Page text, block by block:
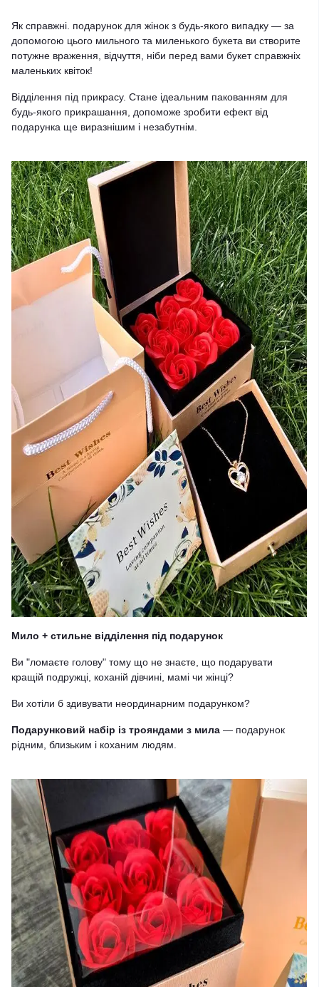
Як справжні. подарунок для жінок з будь-якого випадку — за
допомогою цього мильного та миленького букета ви створите
потужне враження, відчуття, ніби перед вами букет справжніх
маленьких квіток!
Відділення під прикрасу. Стане ідеальним пакованням для
будь-якого прикрашання, допоможе зробити ефект від
подарунка ще виразнішим і незабутнім.
Мило + стильне відділення під подарунок
Ви "ломаєте голову" тому що не знаєте, що подарувати
кращій подружці, коханій дівчині, мамі чи жінці?
Ви хотіли б здивувати неординарним подарунком?
Подарунковий набір із трояндами з мила — подарунок
рідним, близьким і коханим людям.